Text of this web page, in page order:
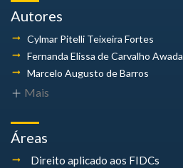
Autores
Cylmar Pitelli Teixeira Fortes
Fernanda Elissa de Carvalho Awada
Marcelo Augusto de Barros
Mais
Áreas
Direito aplicado aos FIDCs